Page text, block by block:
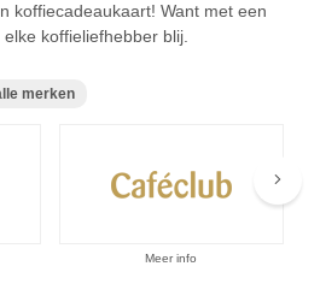
Merken
koffiecadeaukaart! Want met een
koffieliefhebber blij.
merken
Meer info